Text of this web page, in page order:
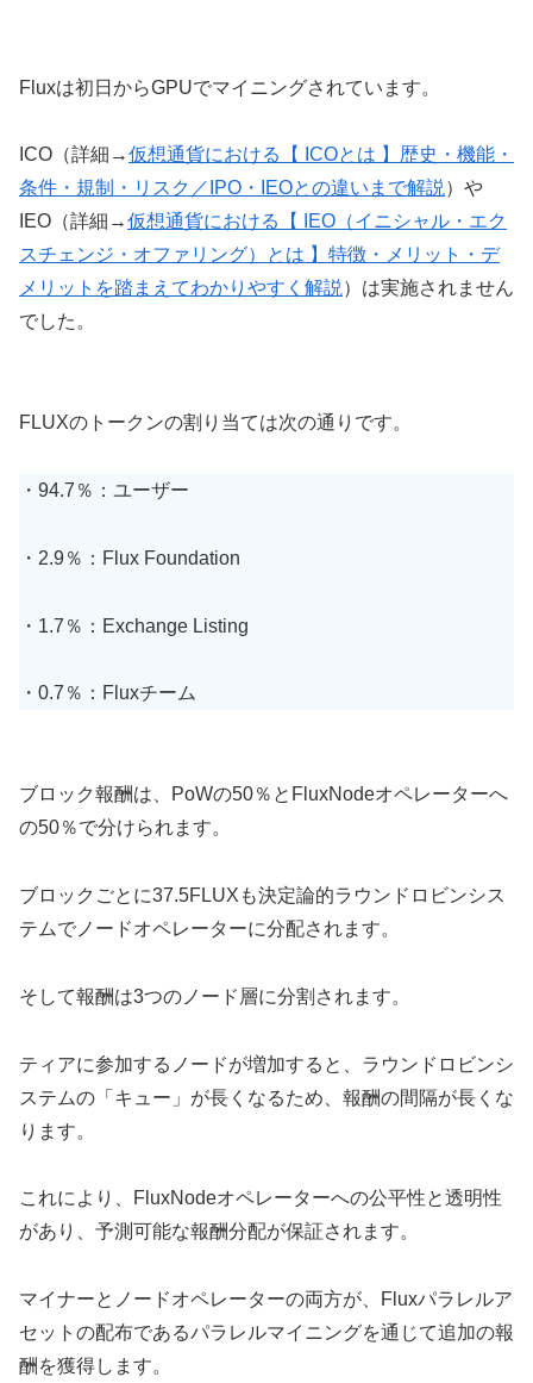
Fluxは初日からGPUでマイニングされています。
ICO（詳細→仮想通貨における【 ICOとは 】歴史・機能・
条件・規制・リスク／IPO・IEOとの違いまで解説）や
IEO（詳細→仮想通貨における【 IEO（イニシャル・エク
スチェンジ・オファリング）とは 】特徴・メリット・デ
メリットを踏まえてわかりやすく解説）は実施されません
でした。
FLUXのトークンの割り当ては次の通りです。
・94.7％：ユーザー
・2.9％：Flux Foundation
・1.7％：Exchange Listing
・0.7％：Fluxチーム
ブロック報酬は、PoWの50％とFluxNodeオペレーターへ
の50％で分けられます。
ブロックごとに37.5FLUXも決定論的ラウンドロビンシス
テムでノードオペレーターに分配されます。
そして報酬は3つのノード層に分割されます。
ティアに参加するノードが増加すると、ラウンドロビンシ
ステムの「キュー」が長くなるため、報酬の間隔が長くな
ります。
これにより、FluxNodeオペレーターへの公平性と透明性
があり、予測可能な報酬分配が保証されます。
マイナーとノードオペレーターの両方が、Fluxパラレルア
セットの配布であるパラレルマイニングを通じて追加の報
酬を獲得します。